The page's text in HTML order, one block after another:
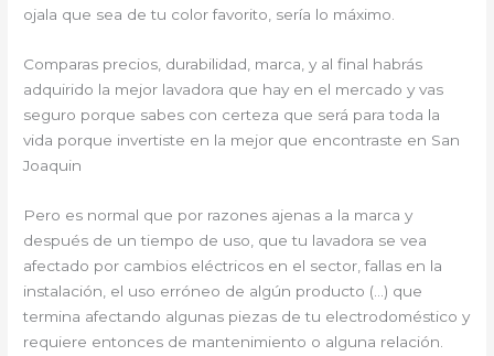
ojala que sea de tu color favorito, sería lo máximo.
Comparas precios, durabilidad, marca, y al final habrás
adquirido la mejor lavadora que hay en el mercado y vas
seguro porque sabes con certeza que será para toda la
vida porque invertiste en la mejor que encontraste en San
Joaquin
Pero es normal que por razones ajenas a la marca y
después de un tiempo de uso, que tu lavadora se vea
afectado por cambios eléctricos en el sector, fallas en la
instalación, el uso erróneo de algún producto (…) que
termina afectando algunas piezas de tu electrodoméstico y
requiere entonces de mantenimiento o alguna relación.